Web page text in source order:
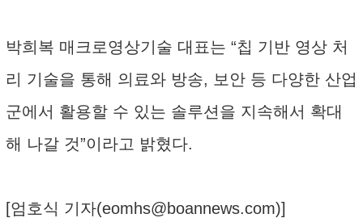
박희복 매크로영상기술 대표는 “칩 기반 영상 처
리 기술을 통해 의료와 방송, 보안 등 다양한 산업
군에서 활용할 수 있는 솔루션을 지속해서 확대
해 나갈 것”이라고 밝혔다.
[엄호식 기자(eomhs@boannews.com)]